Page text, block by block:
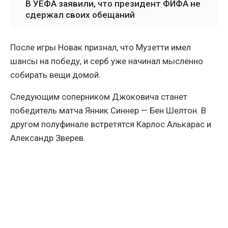
В УЕФА заявили, что президент ФИФА не
сдержал своих обещаний
После игры Новак признал, что Музетти имел
шансы на победу, и серб уже начинал мысленно
собирать вещи домой.
Следующим соперником Джоковича станет
победитель матча Янник Синнер — Бен Шелтон. В
другом полуфинале встретятся Карлос Алькарас и
Александр Зверев.